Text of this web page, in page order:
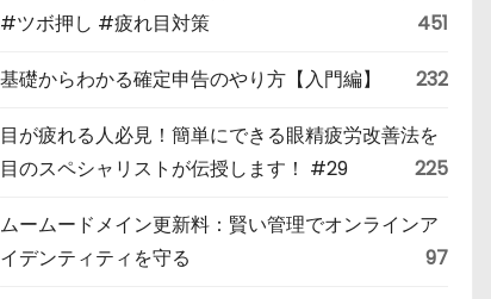
#ツボ押し #疲れ目対策
451
基礎からわかる確定申告のやり方【入門編】 232
目が疲れる人必見！簡単にできる眼精疲労改善法を
目のスペシャリストが伝授します！ #29
225
ムームードメイン更新料：賢い管理でオンラインア
イデンティティを守る
97